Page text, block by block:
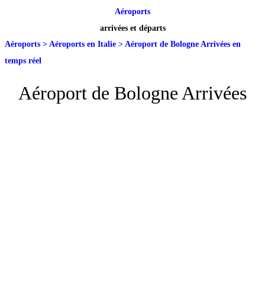
Aéroports
arrivées et départs
Aéroports > Aéroports en Italie > Aéroport de Bologne Arrivées en
temps réel
Aéroport de Bologne Arrivées